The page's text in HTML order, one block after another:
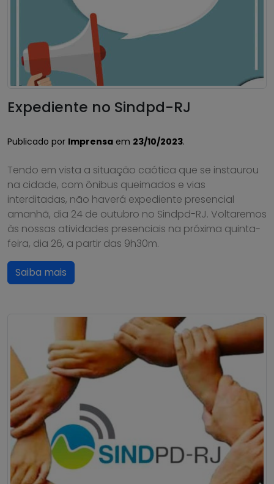
Expediente no Sindpd-RJ
Publicado por Imprensa em 23/10/2023.
Tendo em vista a situação caótica que se instaurou
na cidade, com ônibus queimados e vias
interditadas, não haverá expediente presencial
amanhã, dia 24 de outubro no Sindpd-RJ. Voltaremos
às nossas atividades presenciais na próxima quinta-
feira, dia 26, a partir das 9h30m.
Saiba mais